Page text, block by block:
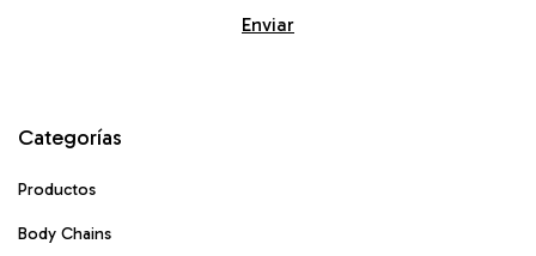
Categorías
Productos
Body Chains